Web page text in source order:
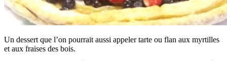
Un dessert que l’on pourrait aussi appeler tarte ou flan aux myrtilles
et aux fraises des bois.